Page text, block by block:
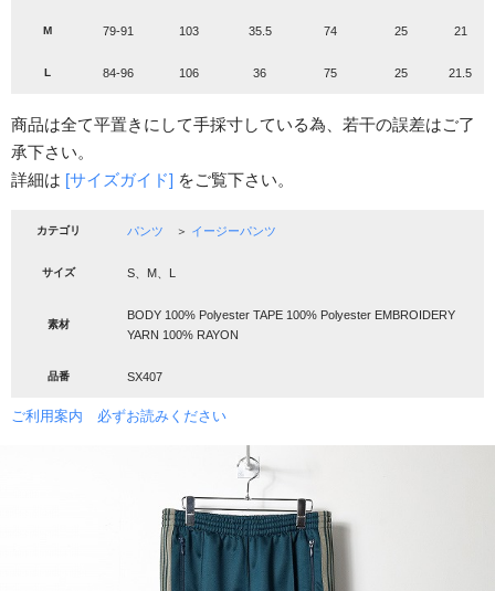
M 79-91 103 35.5 74 25 21
L 84-96 106 36 75 25 21.5
商品は全て平置きにして手採寸している為、若干の誤差はご了
承下さい。
詳細は [サイズガイド] をご覧下さい。
カテゴリ パンツ ＞ イージーパンツ
サイズ S、M、L
素材
BODY 100% Polyester TAPE 100% Polyester EMBROIDERY
YARN 100% RAYON
品番 SX407
ご利用案内 必ずお読みください